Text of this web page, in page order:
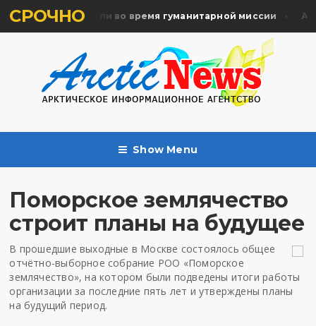
СРОЧНО
жертв почтили во время гуманитарной миссии
Show Menu
Поморское землячество
строит планы на будущее
В прошедшие выходные в Москве состоялось общее
отчётно-выборное собрание РОО «Поморское
землячество», на котором были подведены итоги работы
организации за последние пять лет и утверждены планы
на будущий период.